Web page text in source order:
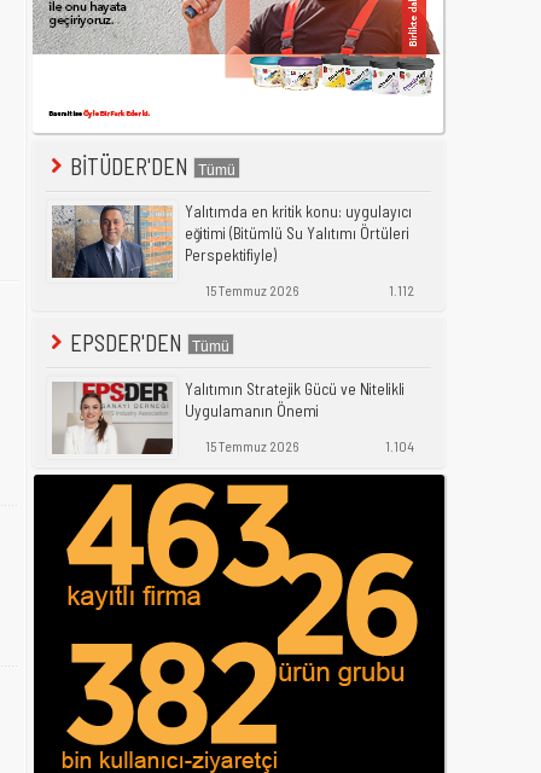
BİTÜDER'DEN
Yalıtımda en kritik konu: uygulayıcı
eğitimi (Bitümlü Su Yalıtımı Örtüleri
Perspektifiyle)
15 Temmuz 2026 1.112
EPSDER'DEN
Yalıtımın Stratejik Gücü ve Nitelikli
Uygulamanın Önemi
15 Temmuz 2026 1.104